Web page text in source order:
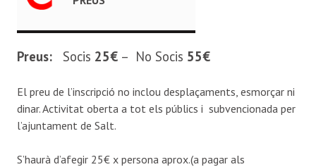
Preus: Socis 25€ – No Socis 55€
El preu de l’inscripció no inclou desplaçaments, esmorçar ni
dinar. Activitat oberta a tot els públics i subvencionada per
l’ajuntament de Salt.
S’haurà d’afegir 25€ x persona aprox.(a pagar als